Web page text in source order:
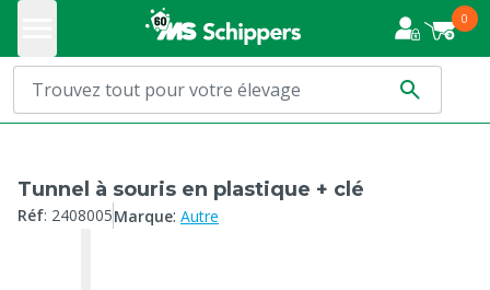
0
Tunnel à souris en plastique + clé
Réf: 2408005Marque: Autre